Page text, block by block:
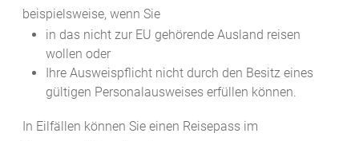
beispielsweise, wenn Sie
in das nicht zur EU gehörende Ausland reisen
wollen oder
Ihre Ausweispflicht nicht durch den Besitz eines
gültigen Personalausweises erfüllen können.
In Eilfällen können Sie einen Reisepass im